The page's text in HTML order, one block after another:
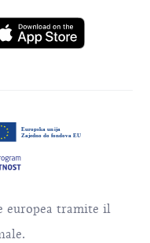
europea tramite il